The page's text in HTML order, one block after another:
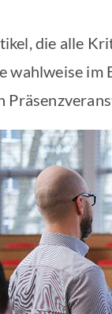
die alle
im